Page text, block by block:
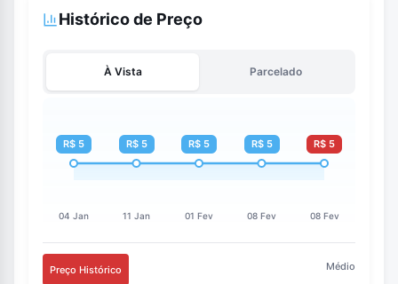
Histórico de Preço
À Vista Parcelado
Preço Histórico Médio